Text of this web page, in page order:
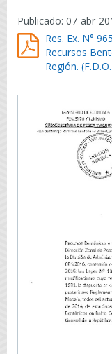
Publicado: 07-abr-
Res. Ex. N°
Recursos
Región.